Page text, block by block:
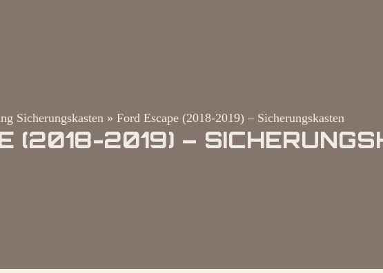
Sicherungskasten » Ford Escape (2018-2019) – Sicherungskasten
(2018-2019) –